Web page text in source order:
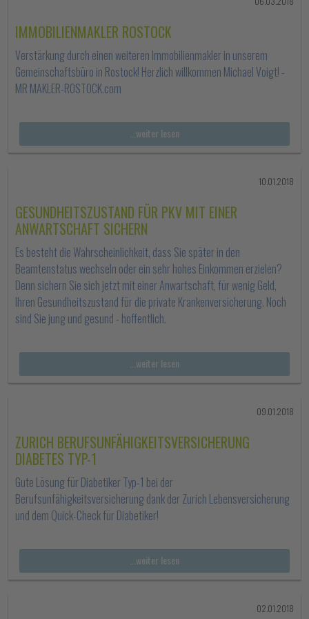
IMMOBILIENMAKLER ROSTOCK
Verstärkung durch einen weiteren Immobilienmakler in unserem
Gemeinschaftsbüro in Rostock! Herzlich willkommen Michael Voigt! -
MR MAKLER-ROSTOCK.com
...weiter lesen
10.01.2018
GESUNDHEITSZUSTAND FÜR PKV MIT EINER
ANWARTSCHAFT SICHERN
Es besteht die Wahrscheinlichkeit, dass Sie später in den
Beamtenstatus wechseln oder ein sehr hohes Einkommen erzielen?
Denn sichern Sie sich jetzt mit einer Anwartschaft, für wenig Geld,
Ihren Gesundheitszustand für die private Krankenversicherung. Noch
sind Sie jung und gesund - hoffentlich.
...weiter lesen
09.01.2018
ZURICH BERUFSUNFÄHIGKEITSVERSICHERUNG
DIABETES TYP-1
Gute Lösung für Diabetiker Typ-1 bei der
Berufsunfähigkeitsversicherung dank der Zurich Lebensversicherung
und dem Quick-Check für Diabetiker!
...weiter lesen
02.01.2018